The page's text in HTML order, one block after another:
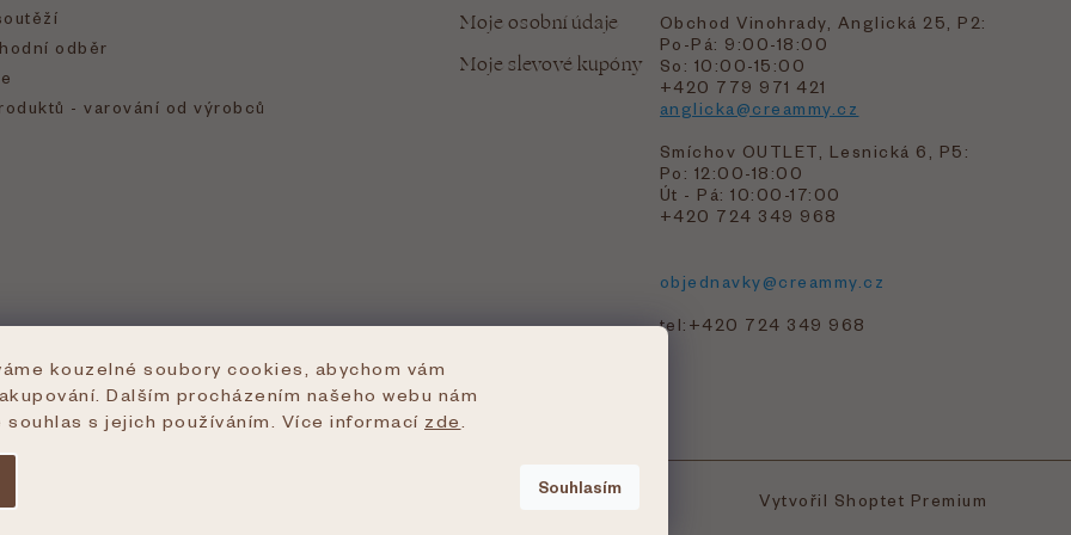
kouzelné soubory cookies, abychom vám
Dalším procházením našeho webu nám
souhlas s jejich používáním. Více informací zde
Souhlasím
odběr
- varování od výrobců
Moje osobní údaje
Moje slevové kupóny
Obchod Vinohrady, Anglická 25, P2:
Po-Pá: 9:00-18:00
So: 10:00-15:00
+420 779 971 421
anglicka@creammy.cz
Smíchov OUTLET, Lesnická 6, P5:
Po: 12:00-18:00
Út - Pá: 10:00-17:00
+420 724 349 968
objednavky@creammy.cz
tel:+420 724 349 968
Vytvořil Shoptet Premium